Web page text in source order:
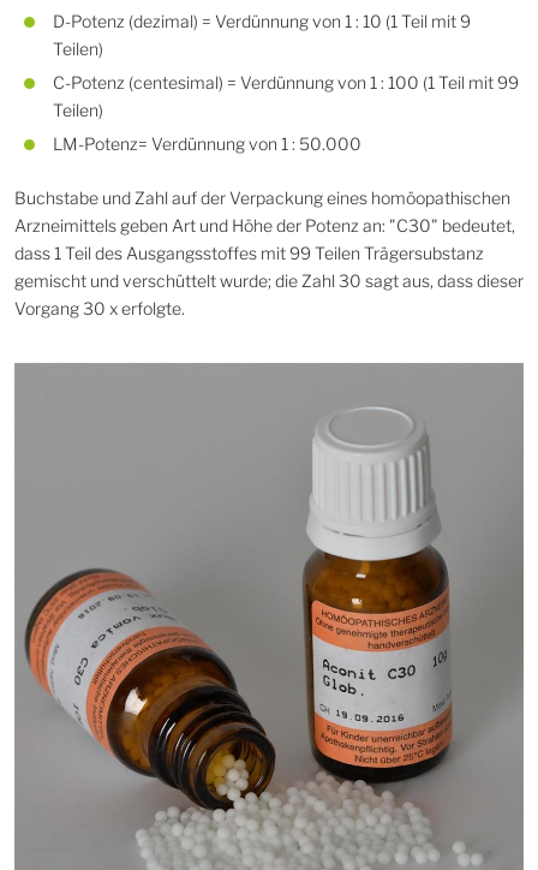
D-Potenz (dezimal) = Verdünnung von 1 : 10 (1 Teil mit 9
Teilen)
C-Potenz (centesimal) = Verdünnung von 1 : 100 (1 Teil mit 99
Teilen)
LM-Potenz= Verdünnung von 1 : 50.000
Buchstabe und Zahl auf der Verpackung eines homöopathischen
Arzneimittels geben Art und Höhe der Potenz an: "C30" bedeutet,
dass 1 Teil des Ausgangsstoffes mit 99 Teilen Trägersubstanz
gemischt und verschüttelt wurde; die Zahl 30 sagt aus, dass dieser
Vorgang 30 x erfolgte.